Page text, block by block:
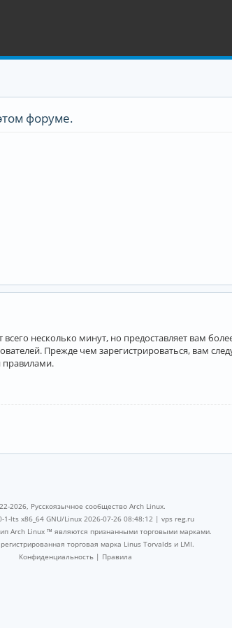
форуме.
несколько минут, но предоставляет вам
Прежде чем зарегистрироваться, вам
правилами.
2026, Русскоязычное сообщество Arch Linux.
1-lts x86_64 GNU/Linux 2026-07-26 08:48:12 | vps reg.ru
Arch Linux ™ являются признанными торговыми марками.
торговая марка Linus Torvalds и LMI.
Конфиденциальность | Правила